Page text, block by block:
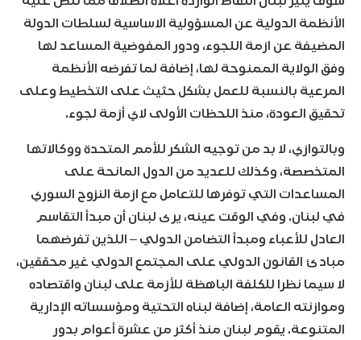
الأنظمة الدولية عن المسؤولية الاساسية لسلطات الدولة
المضيفة عن ازمة اللجوء، ودور المفوضية المساعد لها
وفق الولاية الممنوحة لها، إضافة لما تفرضه الأنظمة
المرعية بالنسبة للعمل بشكل حثيث على التخطيط وعلى
تحقيق العودة، منذ اللحظات الأولى لاي أزمة لجوء.
وبالتوازي، لا بد من توجيه الشكر للأمم المتحدة ووكالاتها
المتخصصة، وكذلك للعديد من الدول المانحة على
المساعدات التي توفرها للتعامل مع ازمة النزوح السوري
في لبنان. وفي الوقت عينه، يرى لبنان أن مبدأ التقاسم
العادل للأعباء ومبدأ التضامن الدولي – اللذين تفرضهما
مبادئ القانون الدولي على المجتمع الدولي غير محققين،
لا سيما نظرا للكلفة الباهظة للأزمة على لبنان واقتصاده
وموازنته العامة، إضافة لبناه التحتية ومؤسساته الإدارية
المتنوعة. يقوم لبنان منذ أكثر من عشرة أعوام بدور